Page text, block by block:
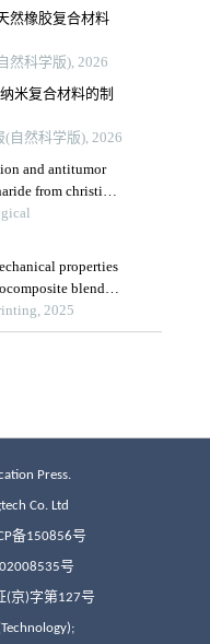
Press.
Co. Ltd
备150856号
号
(京)字第127号